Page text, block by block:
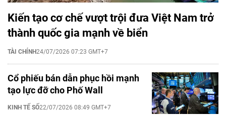
Kiến tạo cơ chế vượt trội đưa Việt Nam trở
thành quốc gia mạnh về biển
TÀI CHÍNH24/07/2026 07:23 GMT+7
Cổ phiếu bán dẫn phục hồi mạnh
tạo lực đỡ cho Phố Wall
KINH TẾ SỐ22/07/2026 08:49 GMT+7